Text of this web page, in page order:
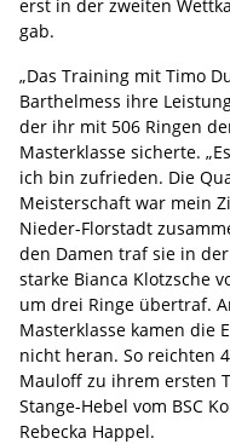
erst in der zweiten
gab.
„Das Training mit Timo
Barthelmess ihre
der ihr mit 506 Ringen
Masterklasse sicherte.
ich bin zufrieden. Die
Meisterschaft war mein
Nieder-Florstadt
den Damen traf sie in
starke Bianca Klotzsche
um drei Ringe übertraf.
Masterklasse kamen die
nicht heran. So reichten
Mauloff zu ihrem ersten
Stange-Hebel vom BSC
Rebecka Happel.